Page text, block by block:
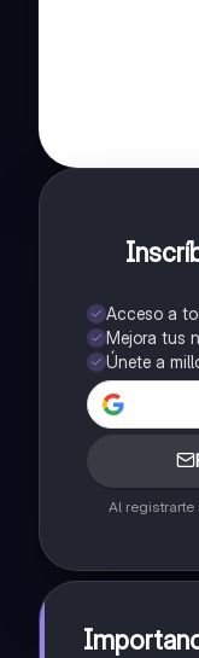
Acceso a
Mejora tus
Únete a
Al registrarte